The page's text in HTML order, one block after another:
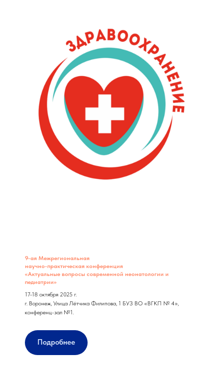
9-ая Межрегиональная
научно-практическая конференция
«Актуальные вопросы современной неонатологии и
педиатрии»
17-18 октября 2025 г.
г. Воронеж, Улица Лётчика Филипова, 1 БУЗ ВО «ВГКП № 4»,
конференц-зал №1.
Подробнее